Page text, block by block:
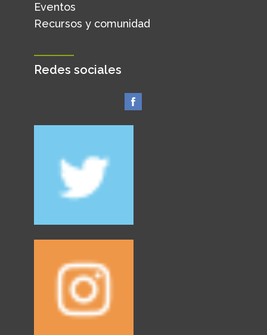
Eventos
Recursos y comunidad
Redes sociales